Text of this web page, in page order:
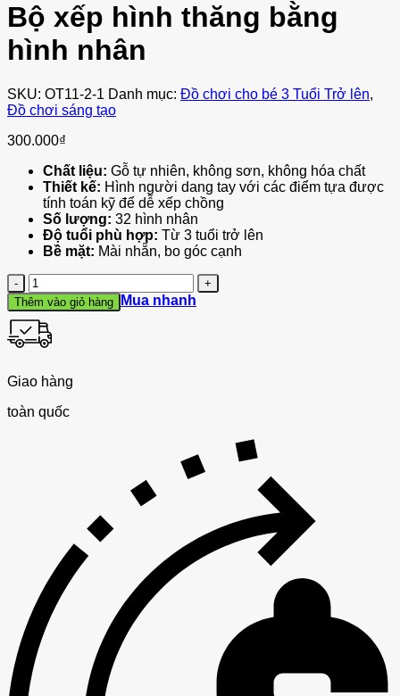
Bộ xếp hình thăng bằng
hình nhân
SKU: OT11-2-1 Danh mục: Đồ chơi cho bé 3 Tuổi Trở lên,
Đồ chơi sáng tạo
300.000₫
Chất liệu: Gỗ tự nhiên, không sơn, không hóa chất
Thiết kế: Hình người dang tay với các điểm tựa được
tính toán kỹ để dễ xếp chồng
Số lượng: 32 hình nhân
Độ tuổi phù hợp: Từ 3 tuổi trở lên
Bề mặt: Mài nhẵn, bo góc cạnh
Số
lượng
Thêm vào giỏ hàng Mua nhanh
Giao hàng
toàn quốc